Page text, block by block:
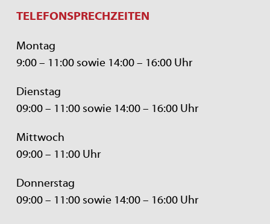
TELEFONSPRECHZEITEN
Montag
9:00 – 11:00 sowie 14:00 – 16:00 Uhr
Dienstag
09:00 – 11:00 sowie 14:00 – 16:00 Uhr
Mittwoch
09:00 – 11:00 Uhr
Donnerstag
09:00 – 11:00 sowie 14:00 – 16:00 Uhr